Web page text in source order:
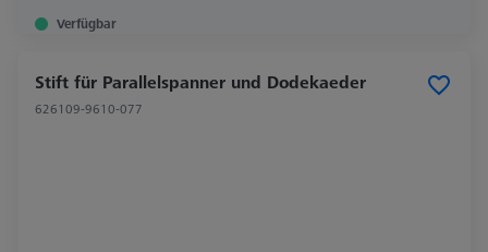
Verfügbar
Stift für Parallelspanner und Dodekaeder
626109-9610-077